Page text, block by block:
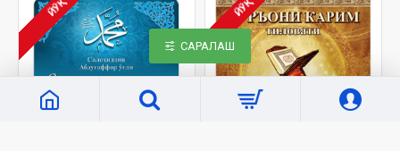
ЙЎҚ ЙЎҚ
САРАЛАШ